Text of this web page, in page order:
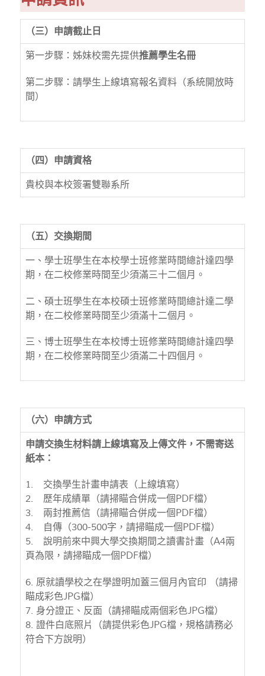
（三）申請截止日
第一步驟：姊妹校需先提供推薦學生名冊
第二步驟：請學生上線填寫報名資料（系統開放時
間）
（四）申請資格
貴校與本校簽署雙聯系所
（五）交換期間
一、學士班學生在本校學士班修業時間總計達四學
期，在二校修業時間至少須滿三十二個月。
二、碩士班學生在本校碩士班修業時間總計達二學
期，在二校修業時間至少須滿十二個月。
三、博士班學生在本校博士班修業時間總計達四學
期，在二校修業時間至少須滿二十四個月。
（六）申請方式
申請交換生材料請上線填寫及上傳文件，不需寄送
紙本：
1. 交換學生計畫申請表（上線填寫）
2. 歷年成績單（請掃瞄合併成一個PDF檔）
3. 兩封推薦信（請掃瞄合併成一個PDF檔）
4. 自傳（300-500字，請掃瞄成一個PDF檔）
5. 說明前來中興大學交換期間之讀書計畫（A4兩
頁為限，請掃瞄成一個PDF檔）
6. 原就讀學校之在學證明加蓋三個月內官印 （請掃
瞄成彩色JPG檔）
7. 身分證正、反面（請掃瞄成兩個彩色JPG檔）
8. 證件白底照片（請提供彩色JPG檔，規格請務必
符合下方說明）